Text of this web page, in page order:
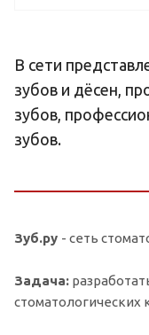
В сети
зубов и дёсен,
зубов,
зубов.
Зуб.ру - сеть
Задача:
стоматологических